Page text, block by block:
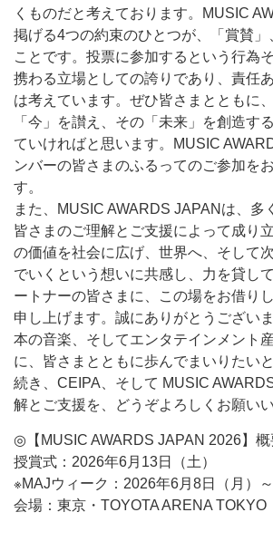
くものだと考えております。MUSIC
掲げる4つの約束のひとつが、「賞賛」
ことです。投票に参加するという行為
携わる立場としての誇りであり、責任
は考えています。ぜひ皆さまとともに
「今」を讃え、その「未来」を創造す
ていければと思います。MUSIC
ンバーの皆さまのふるってのご参加を
す。
また、MUSIC AWARDS JAPANは、多
皆さまのご理解とご支援によって成り
の価値を社会に広げ、世界へ、そして
でいくという想いに共感し、力を貸し
ートナーの皆さまに、この場をお借り
申し上げます。誠にありがとうござい
本の音楽、そしてエンタテインメント
に、皆さまとともに歩んでまいりたい
続き、CEIPA、そして MUSIC
解とご支援を、どうぞよろしくお願いい
◎【MUSIC AWARDS JAPAN 2026】概
授賞式：2026年6月13日（土）
※MAJウィーク：2026年6月8日（月）～
会場：東京・TOYOTA ARENA TOKYO